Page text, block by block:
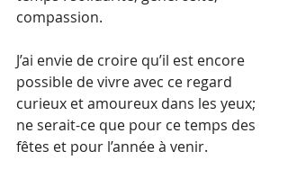
compassion.
J’ai envie de croire qu’il est encore
possible de vivre avec ce regard
curieux et amoureux dans les yeux;
ne serait-ce que pour ce temps des
fêtes et pour l’année à venir.